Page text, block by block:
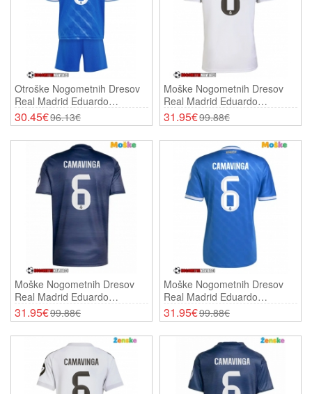
Otroške Nogometnih Dresov
Real Madrid Eduardo
Camavinga #6 Tretji 2025-26
Kratki Rokavi (+ Hlače)
30.45€96.13€
Moške Nogometnih Dresov
Real Madrid Eduardo
Camavinga #6 Domači 2025-
26 Kratki Rokavi
31.95€99.88€
Moške Nogometnih Dresov
Real Madrid Eduardo
Camavinga #6 Gostujoči
2025-26 Kratki Rokavi
31.95€99.88€
Moške Nogometnih Dresov
Real Madrid Eduardo
Camavinga #6 Tretji 2025-26
Kratki Rokavi
31.95€99.88€